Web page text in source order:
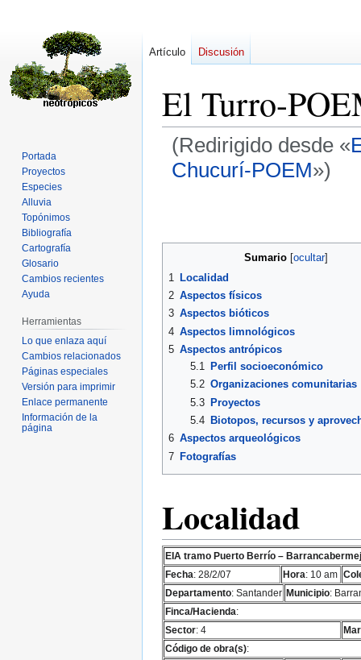
El Turro-
(Redirigido desde «
Chucurí-POEM»)
la
la
Sumario
1 Localidad
2 Aspectos físicos
3 Aspectos bióticos
4 Aspectos limnológicos
5 Aspectos antrópicos
5.1
Perfil socioeconómico
5.2 Organizaciones comunitarias
5.3 Proyectos
5.4
Biotopos, recursos y
6 Aspectos arqueológicos
7 Fotografías
Localidad
EIA tramo Puerto Berrío –
Fecha: 28/2/07 Hora: 10 am
Departamento: Santander Municipio:
Finca/Hacienda:
Sector: 4
Código de obra(s):
Artículo Discusión
Portada
Proyectos
Especies
Alluvia
Topónimos
Bibliografía
Cartografía
Glosario
Cambios recientes
Ayuda
Herramientas
Lo que enlaza aquí
Cambios relacionados
Páginas especiales
Versión para imprimir
Enlace permanente
Información de la
página